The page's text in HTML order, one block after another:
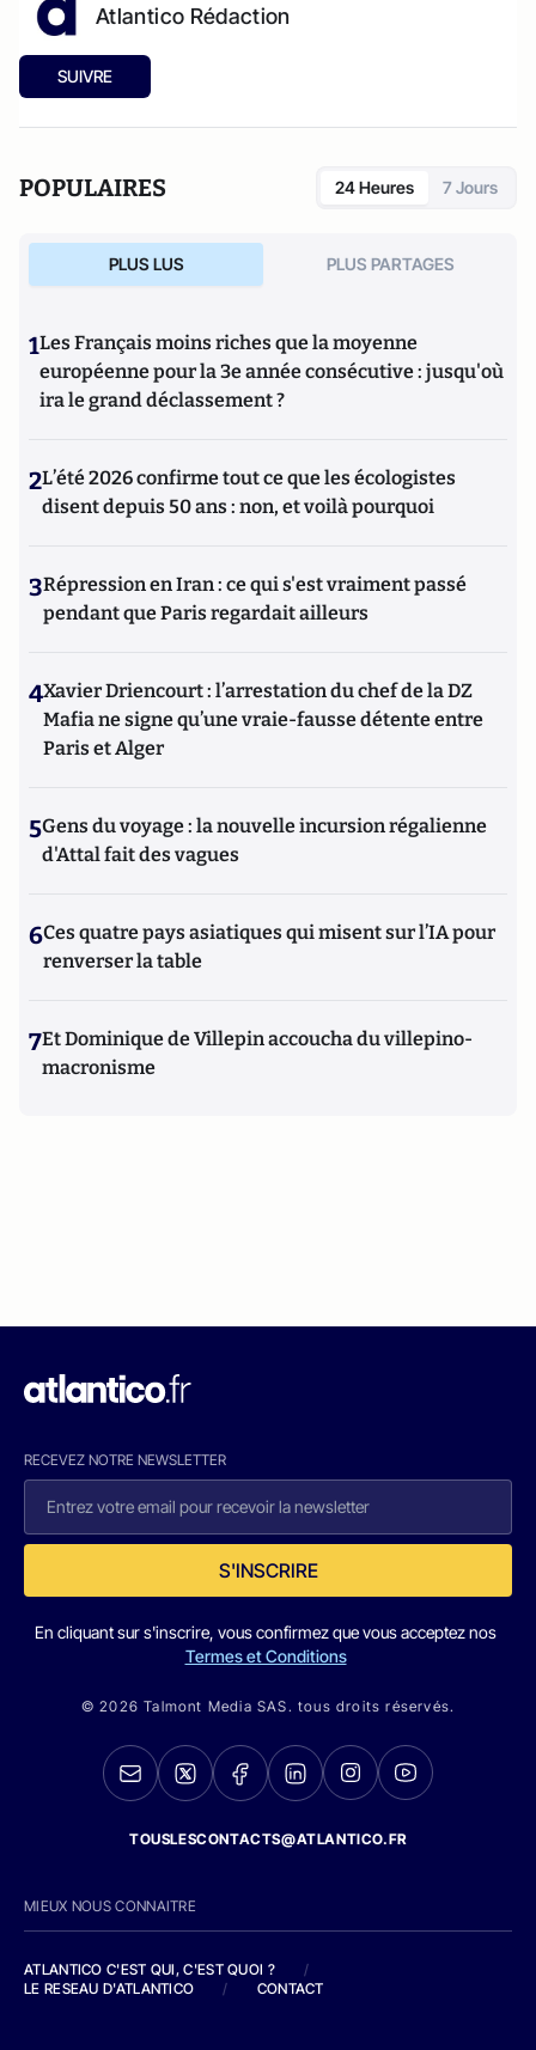
Atlantico Rédaction
SUIVRE
POPULAIRES 24 Heures 7 Jours
PLUS LUS PLUS PARTAGES
1Les Français moins riches que la moyenne
européenne pour la 3e année consécutive : jusqu'où
ira le grand déclassement ?
2L’été 2026 confirme tout ce que les écologistes
disent depuis 50 ans : non, et voilà pourquoi
3Répression en Iran : ce qui s'est vraiment passé
pendant que Paris regardait ailleurs
4Xavier Driencourt : l’arrestation du chef de la DZ
Mafia ne signe qu’une vraie-fausse détente entre
Paris et Alger
5Gens du voyage : la nouvelle incursion régalienne
d'Attal fait des vagues
6Ces quatre pays asiatiques qui misent sur l’IA pour
renverser la table
7Et Dominique de Villepin accoucha du villepino-
macronisme
RECEVEZ NOTRE NEWSLETTER
S'INSCRIRE
En cliquant sur s'inscrire, vous confirmez que vous acceptez nos
Termes et Conditions
© 2026 Talmont Media SAS. tous droits réservés.
TOUSLESCONTACTS@ATLANTICO.FR
MIEUX NOUS CONNAITRE
ATLANTICO C'EST QUI, C'EST QUOI ?
/
LE RESEAU D'ATLANTICO
/ CONTACT